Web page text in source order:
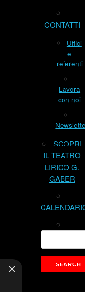
CONTATTI
Uffici
e
referenti
Lavora
con noi
SCOPRI
IL TEATRO
LIRICO G.
GABER
×